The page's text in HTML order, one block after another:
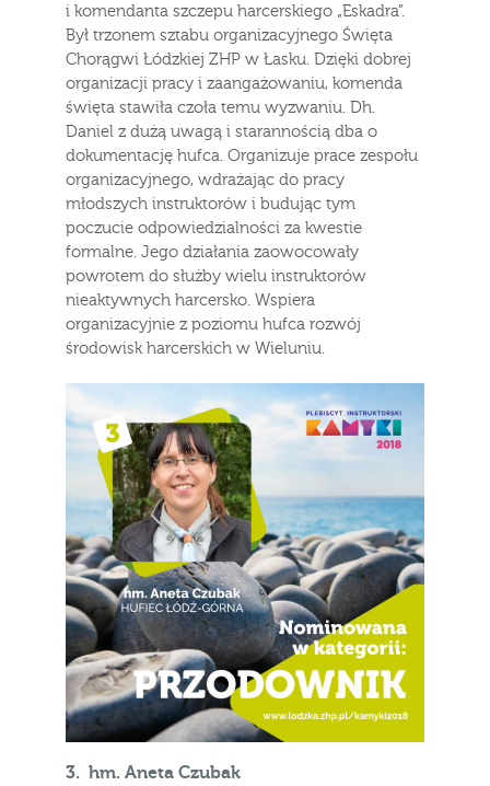
i komendanta szczepu harcerskiego „Eskadra”.
Był trzonem sztabu organizacyjnego Święta
Chorągwi Łódzkiej ZHP w Łasku. Dzięki dobrej
organizacji pracy i zaangażowaniu, komenda
święta stawiła czoła temu wyzwaniu. Dh.
Daniel z dużą uwagą i starannością dba o
dokumentację hufca. Organizuje prace zespołu
organizacyjnego, wdrażając do pracy
młodszych instruktorów i budując tym
poczucie odpowiedzialności za kwestie
formalne. Jego działania zaowocowały
powrotem do służby wielu instruktorów
nieaktywnych harcersko. Wspiera
organizacyjnie z poziomu hufca rozwój
środowisk harcerskich w Wieluniu.
3. hm. Aneta Czubak